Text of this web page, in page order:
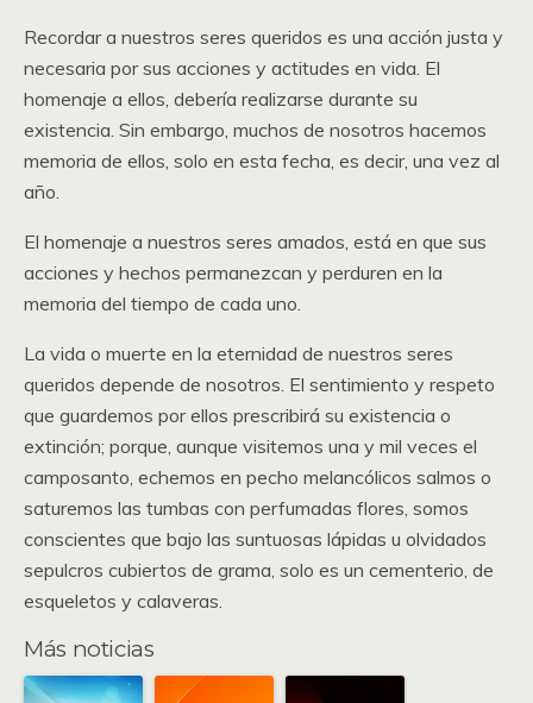
Recordar a nuestros seres queridos es una acción justa y
necesaria por sus acciones y actitudes en vida. El
homenaje a ellos, debería realizarse durante su
existencia. Sin embargo, muchos de nosotros hacemos
memoria de ellos, solo en esta fecha, es decir, una vez al
año.
El homenaje a nuestros seres amados, está en que sus
acciones y hechos permanezcan y perduren en la
memoria del tiempo de cada uno.
La vida o muerte en la eternidad de nuestros seres
queridos depende de nosotros. El sentimiento y respeto
que guardemos por ellos prescribirá su existencia o
extinción; porque, aunque visitemos una y mil veces el
camposanto, echemos en pecho melancólicos salmos o
saturemos las tumbas con perfumadas flores, somos
conscientes que bajo las suntuosas lápidas u olvidados
sepulcros cubiertos de grama, solo es un cementerio, de
esqueletos y calaveras.
Más noticias